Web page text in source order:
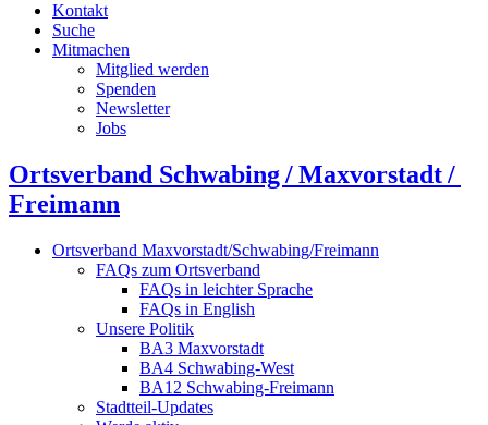
Kontakt
Suche
Mitmachen
Mitglied werden
Spenden
Newsletter
Jobs
Ortsverband Schwabing / Maxvorstadt ⁠/
Freimann
Ortsverband Maxvorstadt/Schwabing/Freimann
FAQs zum Ortsverband
FAQs in leichter Sprache
FAQs in English
Unsere Politik
BA3 Maxvorstadt
BA4 Schwabing-West
BA12 Schwabing-Freimann
Stadtteil-Updates